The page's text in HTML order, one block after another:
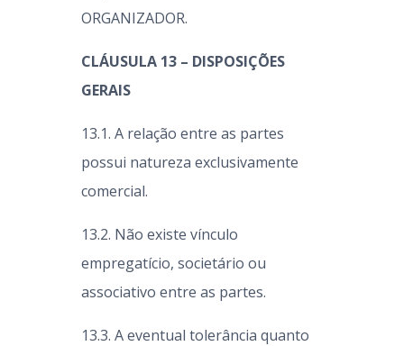
ORGANIZADOR.
CLÁUSULA 13 – DISPOSIÇÕES
GERAIS
13.1. A relação entre as partes
possui natureza exclusivamente
comercial.
13.2. Não existe vínculo
empregatício, societário ou
associativo entre as partes.
13.3. A eventual tolerância quanto